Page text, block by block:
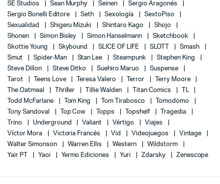
SE Studios
Sean Murphy Seinen
Sergio Aragonés
Sergio Bonelli Editore
Seth Sexología
SextoPiso
Sexualidad
Shigeru Mizuki Shintaro Kago
Shojo
Shonen
Simon Bisley Simon Hanselmann
Sketchbook
Skottie Young
Skybound SLICE OF LIFE SLOTT
Smash
Smut
Spider-Man Stan Lee Steampunk
Stephen King
Steve Dillon
Steve Ditko Suehiro Maruo
Suspense
Tarot
Teens Love Teresa Valero Terror
Terry Moore
The Oatmeal
Thriller Tillie Walden Titan Comics
TL
Todd McFarlane
Tom King Tom Tirabosco
Tomodomo
Tony Sandoval
Top Cow Topps Topshelf
Tragedia
Trino
Underground Valiant Vértigo
Viajes
Víctor Mora
Victoria Francés Vid Videojuegos
Vintage
Walter Simonson
Warren Ellis Western
Wildstorm
Yair PT
Yaoi Yermo Ediciones Yuri Zdarsky Zenescope